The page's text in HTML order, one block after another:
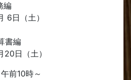
日（土）
編
（土）
前10時～